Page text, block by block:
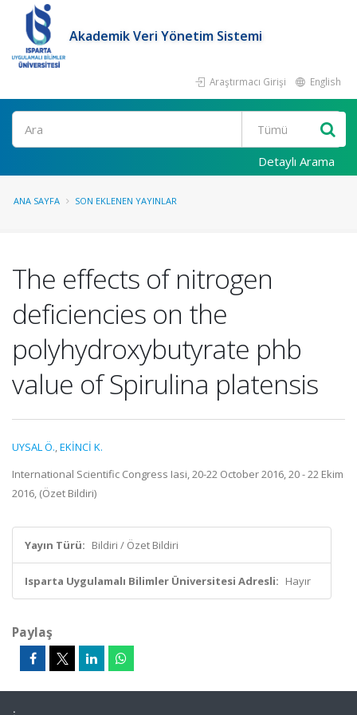
Akademik Veri Yönetim Sistemi
Araştırmacı Girişi English
Ara
Detaylı Arama
ANA SAYFA SON EKLENEN YAYINLAR
The effects of nitrogen
deficiencies on the
polyhydroxybutyrate phb
value of Spirulina platensis
UYSAL Ö.,EKİNCİ K.
International Scientific Congress Iasi, 20-22 October 2016, 20 - 22 Ekim
2016, (Özet Bildiri)
Yayın Türü: Bildiri / Özet Bildiri
Isparta Uygulamalı Bilimler Üniversitesi Adresli: Hayır
Paylaş